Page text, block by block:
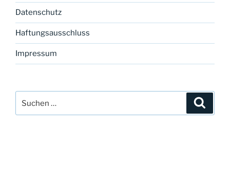
Datenschutz
Haftungsausschluss
Impressum
nach: